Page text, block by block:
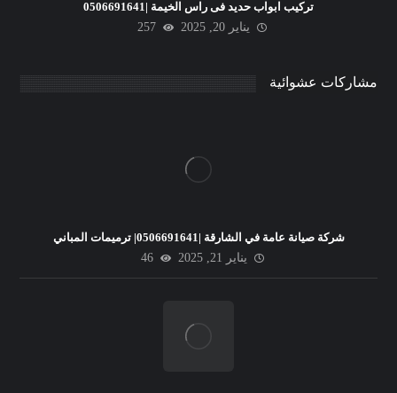
تركيب ابواب حديد فى راس الخيمة |0506691641
يناير 20, 2025
257
مشاركات عشوائية
شركة صيانة عامة في الشارقة |0506691641| ترميمات المباني
يناير 21, 2025
46